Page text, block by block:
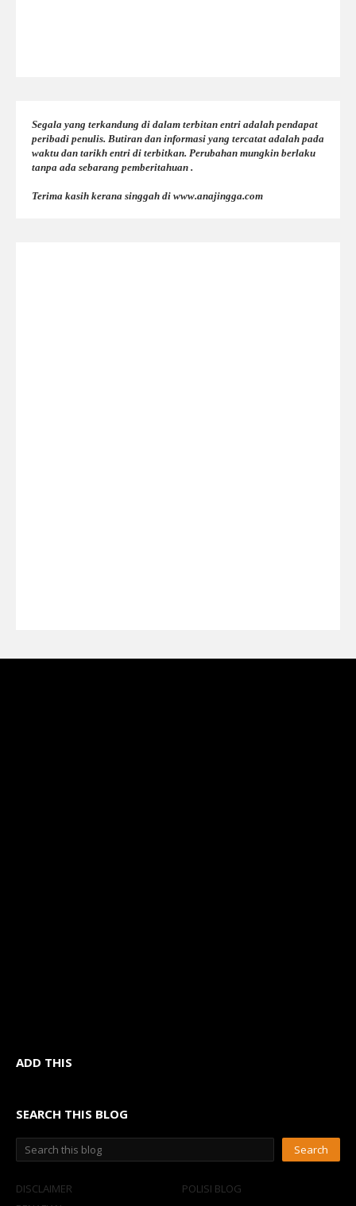
Segala yang terkandung di dalam terbitan entri adalah pendapat
peribadi penulis. Butiran dan informasi yang tercatat adalah pada
waktu dan tarikh entri di terbitkan. Perubahan mungkin berlaku
tanpa ada sebarang pemberitahuan .
Terima kasih kerana singgah di www.anajingga.com
ADD THIS
SEARCH THIS BLOG
DISCLAIMER
POLISI BLOG